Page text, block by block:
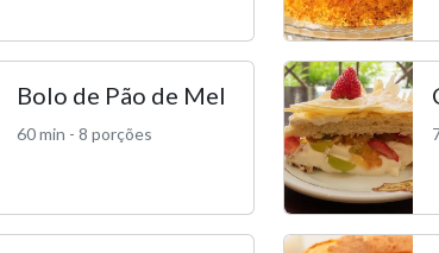
Bolo de Pão de Mel
60 min - 8 porções